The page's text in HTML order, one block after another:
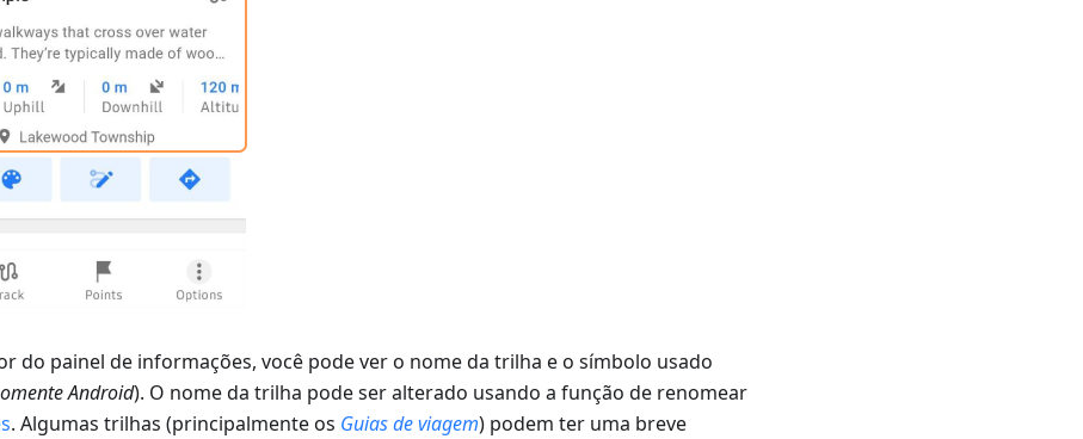
do painel de informações, você pode ver o nome da trilha e o símbolo usado
Android). O nome da trilha pode ser alterado usando a função de renomear
. Algumas trilhas (principalmente os Guias de viagem) podem ter uma breve